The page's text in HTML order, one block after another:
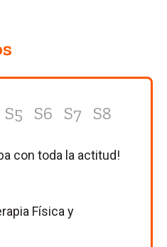
S5 S6 S7 S8
con toda la actitud!
Física y